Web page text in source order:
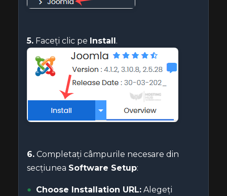
5. Faceți clic pe Install.
6. Completați câmpurile necesare din
secțiunea Software Setup:
Choose Installation URL: Alegeți